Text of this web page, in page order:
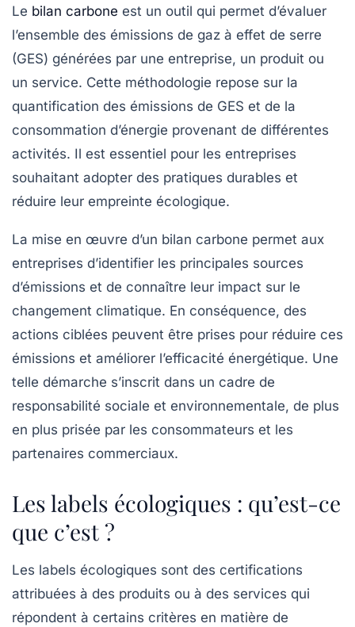
Le bilan carbone est un outil qui permet d’évaluer
l’ensemble des émissions de gaz à effet de serre
(GES) générées par une entreprise, un produit ou
un service. Cette méthodologie repose sur la
quantification des émissions de GES et de la
consommation d’énergie provenant de différentes
activités. Il est essentiel pour les entreprises
souhaitant adopter des pratiques durables et
réduire leur empreinte écologique.
La mise en œuvre d’un bilan carbone permet aux
entreprises d’identifier les principales sources
d’émissions et de connaître leur impact sur le
changement climatique. En conséquence, des
actions ciblées peuvent être prises pour réduire ces
émissions et améliorer l’efficacité énergétique. Une
telle démarche s’inscrit dans un cadre de
responsabilité sociale et environnementale, de plus
en plus prisée par les consommateurs et les
partenaires commerciaux.
Les labels écologiques : qu’est-ce
que c’est ?
Les labels écologiques sont des certifications
attribuées à des produits ou à des services qui
répondent à certains critères en matière de